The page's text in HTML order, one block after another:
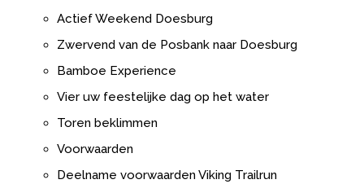
Actief Weekend Doesburg
Zwervend van de Posbank naar Doesburg
Bamboe Experience
Vier uw feestelijke dag op het water
Toren beklimmen
Voorwaarden
Deelname voorwaarden Viking Trailrun